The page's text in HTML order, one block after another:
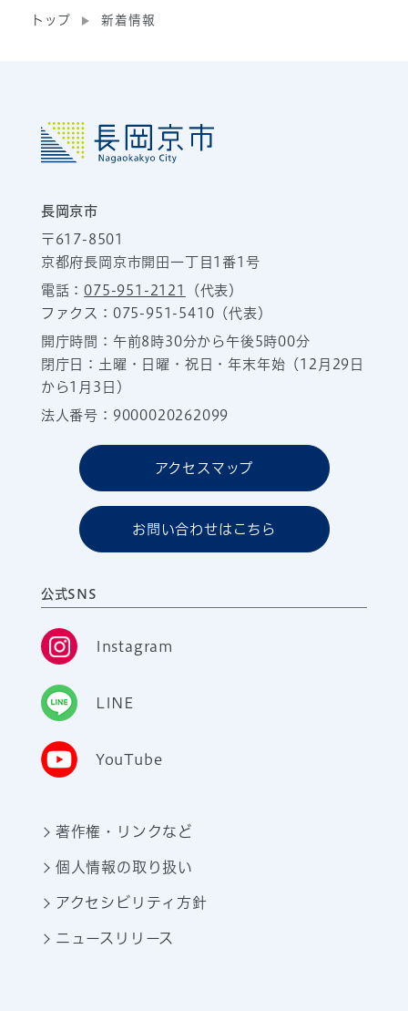
トップ 新着情報
長岡京市
〒617-8501
京都府長岡京市開田一丁目1番1号
電話：075-951-2121
（代表）
ファクス：075-951-5410（代表）
開庁時間：午前8時30分から午後5時00分
閉庁日：土曜・日曜・祝日・年末年始（12月29日
から1月3日）
法人番号：9000020262099
アクセスマップ
お問い合わせはこちら
公式SNS
Instagram
LINE
YouTube
著作権・リンクなど
個人情報の取り扱い
アクセシビリティ方針
ニュースリリース